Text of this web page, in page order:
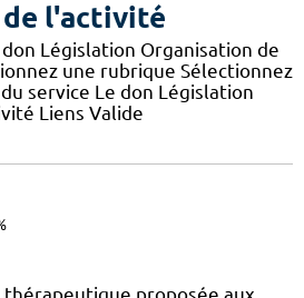
l'activité
Législation Organisation de
une rubrique Sélectionnez
service Le don Législation
Liens Valide